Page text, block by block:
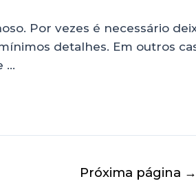
Por vezes é necessário
detalhes. Em outros
…
Próxima página →